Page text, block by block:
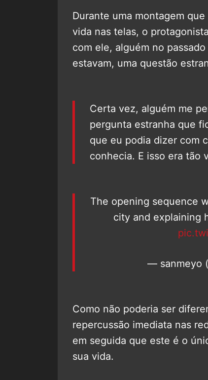
Durante uma montagem
vida nas telas, o
com ele, alguém no
estavam, uma questão
Certa vez, alguém me
pergunta estranha que
que eu podia dizer com
conhecia. E isso era tão
The opening sequence
city and explaining
— sanmeyo
Como não poderia ser
repercussão imediata nas
em seguida que este é o
sua vida.